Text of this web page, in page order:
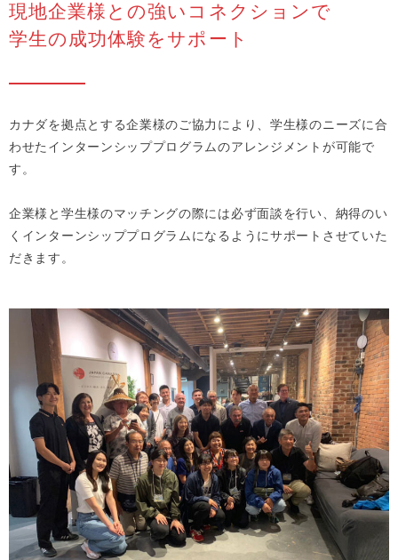
現地企業様との強いコネクションで
学生の成功体験をサポート
カナダを拠点とする企業様のご協力により、学生様のニーズに合
わせたインターンシッププログラムのアレンジメントが可能で
す。
企業様と学生様のマッチングの際には必ず面談を行い、納得のい
くインターンシッププログラムになるようにサポートさせていた
だきます。